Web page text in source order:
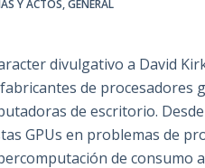
Y ACTOS,GENERAL
divulgativo a David
de procesadores
de escritorio.
GPUs en problemas de
de consumo